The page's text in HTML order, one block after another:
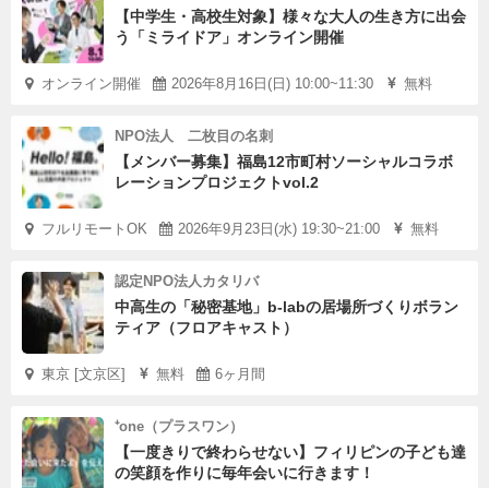
【中学生・高校生対象】様々な大人の生き方に出会
う「ミライドア」オンライン開催
オンライン開催 2026年8月16日(日) 10:00~11:30 無料
NPO法人 二枚目の名刺
【メンバー募集】福島12市町村ソーシャルコラボ
レーションプロジェクトvol.2
フルリモートOK 2026年9月23日(水) 19:30~21:00 無料
認定NPO法人カタリバ
中高生の「秘密基地」b-labの居場所づくりボラン
ティア（フロアキャスト）
東京 [文京区] 無料 6ヶ月間
⁺one（プラスワン）
【一度きりで終わらせない】フィリピンの子ども達
の笑顔を作りに毎年会いに行きます！